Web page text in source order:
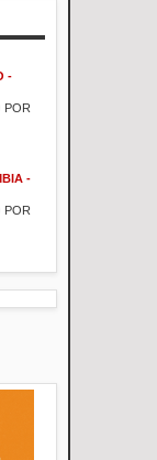
-
POR
-
POR